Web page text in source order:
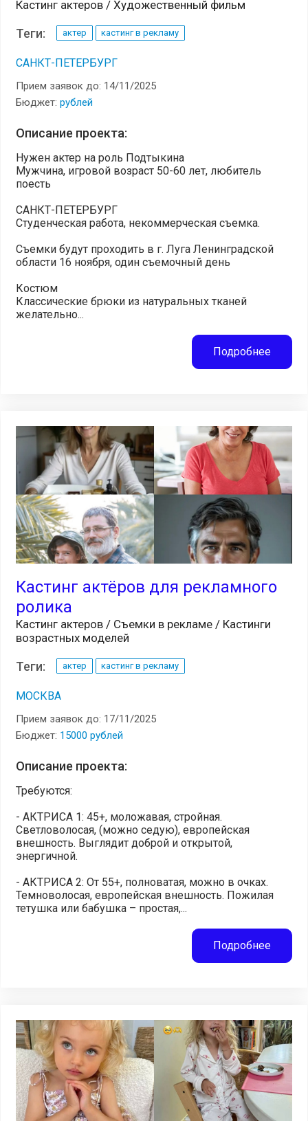
Кастинг актеров / Художественный фильм
Теги: актер кастинг в рекламу
САНКТ-ПЕТЕРБУРГ
Прием заявок до: 14/11/2025
Бюджет: рублей
Описание проекта:
Нужен актер на роль Подтыкина
Мужчина, игровой возраст 50-60 лет, любитель
поесть
САНКТ-ПЕТЕРБУРГ
Студенческая работа, некоммерческая съемка.
Съемки будут проходить в г. Луга Ленинградской
области 16 ноября, один съемочный день
Костюм
Классические брюки из натуральных тканей
желательно...
Подробнее
Кастинг актёров для рекламного
ролика
Кастинг актеров / Съемки в рекламе / Кастинги
возрастных моделей
Теги: актер кастинг в рекламу
МОСКВА
Прием заявок до: 17/11/2025
Бюджет: 15000 рублей
Описание проекта:
Требуются:
- АКТРИСА 1: 45+, моложавая, стройная.
Светловолосая, (можно седую), европейская
внешность. Выглядит доброй и открытой,
энергичной.
- АКТРИСА 2: От 55+, полноватая, можно в очках.
Темноволосая, европейская внешность. Пожилая
тетушка или бабушка – простая,...
Подробнее